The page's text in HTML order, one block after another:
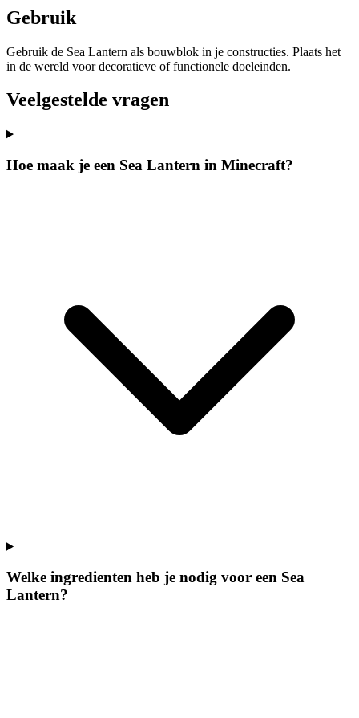
Gebruik
Gebruik de Sea Lantern als bouwblok in je constructies. Plaats het
in de wereld voor decoratieve of functionele doeleinden.
Veelgestelde vragen
Hoe maak je een Sea Lantern in Minecraft?
Welke ingredienten heb je nodig voor een Sea
Lantern?